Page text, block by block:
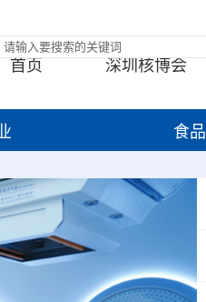
首页 深圳核博会
食品